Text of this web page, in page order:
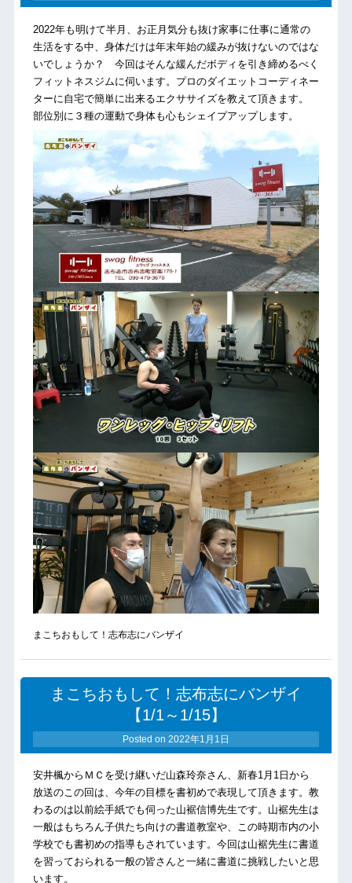
2022年も明けて半月、お正月気分も抜け家事に仕事に通常の
生活をする中、身体だけは年末年始の緩みが抜けないのではな
いでしょうか？ 今回はそんな緩んだボディを引き締めるべく
フィットネスジムに伺います。プロのダイエットコーディネー
ターに自宅で簡単に出来るエクササイズを教えて頂きます。
部位別に３種の運動で身体も心もシェイプアップします。
まこちおもして！志布志にバンザイ
まこちおもして！志布志にバンザイ
【1/1～1/15】
Posted on 2022年1月1日
安井楓からＭＣを受け継いだ山森玲奈さん、新春1月1日から
放送のこの回は、今年の目標を書初めで表現して頂きます。教
わるのは以前絵手紙でも伺った山裾信博先生です。山裾先生は
一般はもちろん子供たち向けの書道教室や、この時期市内の小
学校でも書初めの指導もされています。今回は山裾先生に書道
を習っておられる一般の皆さんと一緒に書道に挑戦したいと思
います。